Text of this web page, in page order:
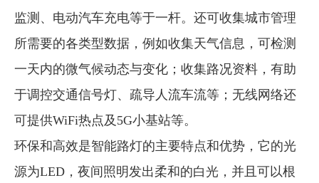
监测、电动汽车充电等于一杆。还可收集城市管理
所需要的各类型数据，例如收集天气信息，可检测
一天内的微气候动态与变化；收集路况资料，有助
于调控交通信号灯、疏导人流车流等；无线网络还
可提供WiFi热点及5G小基站等。
环保和高效是智能路灯的主要特点和优势，它的光
源为LED，夜间照明发出柔和的白光，并且可以根